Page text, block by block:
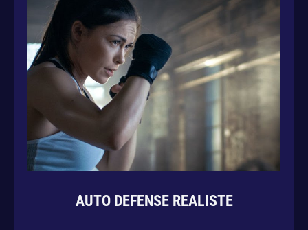
AUTO DEFENSE REALISTE